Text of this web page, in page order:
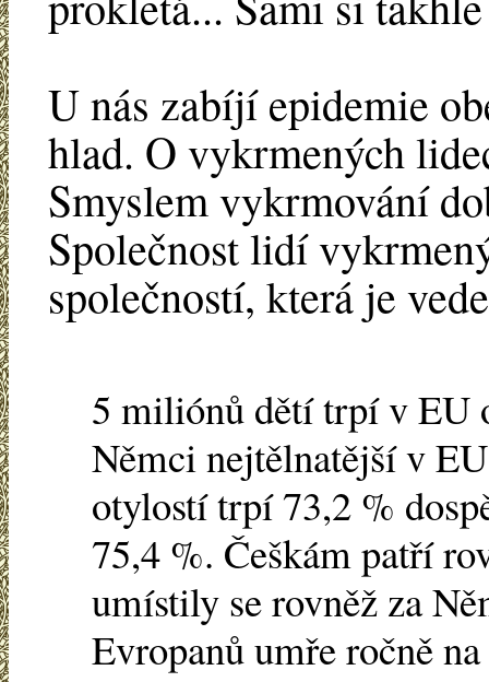
U nás zabíjí epidemie
hlad. O vykrmených
Smyslem vykrmování
Společnost lidí
společností, která je
5 miliónů dětí trpí v EU
Němci nejtělnatější v
otylostí trpí 73,2 %
75,4 %. Češkám patří
umístily se rovněž za
Evropanů umře ročně